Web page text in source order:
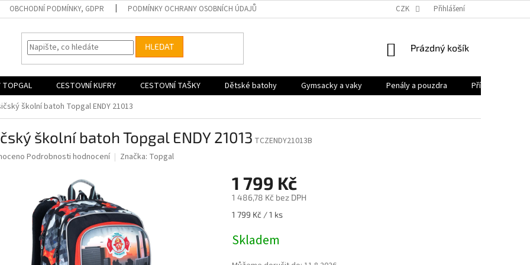
OBCHODNÍ PODMÍNKY, GDPR PODMÍNKY OCHRANY OSOBNÍCH ÚDAJŮ CZK Přihlášení
HLEDAT
NÁKUPNÍ
Prázdný košík
TOPGAL CESTOVNÍ KUFRY CESTOVNÍ TAŠKY Dětské batohy Gymsacky a vaky Penály a pouzdra
Příslušenství
školní batoh Topgal ENDY 21013
školní batoh Topgal ENDY 21013 TCZENDY21013B
Podrobnosti hodnocení Značka: Topgal
1 799 Kč
1 486,78 Kč bez DPH
Měrná
1 799 Kč / 1 ks
Skladem